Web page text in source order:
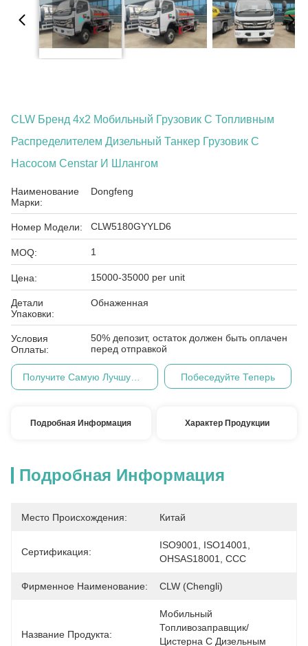
CLW Бренд 4x2 Мобильный Грузовик С Топливным
Распределителем Дизельный Танкер Грузовик С
Насосом Censtar И Шлангом
Наименование
Марки:
Dongfeng
Номер Модели: CLW5180GYYLD6
MOQ: 1
Цена: 15000-35000 per unit
Детали
Упаковки:
Обнаженная
Условия
Оплаты:
50% депозит, остаток должен быть оплачен
перед отправкой
Побеседуйте Теперь
Подробная Информация Характер Продукции
Подробная Информация
Место Происхождения: Китай
Сертификация:
ISO9001, ISO14001,
OHSAS18001, CCC
Фирменное Наименование: CLW (Chengli)
Название Продукта:
Мобильный
Топливозаправщик/
Цистерна С Дизельным